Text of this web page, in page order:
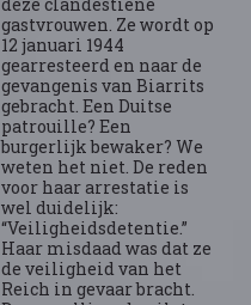
gastvrouwen. Ze wordt op
12 januari 1944
gearresteerd en naar de
gevangenis van Biarrits
gebracht. Een Duitse
patrouille? Een
burgerlijk bewaker? We
weten het niet. De reden
voor haar arrestatie is
wel duidelijk:
“Veiligheidsdetentie.”
Haar misdaad was dat ze
de veiligheid van het
Reich in gevaar bracht.